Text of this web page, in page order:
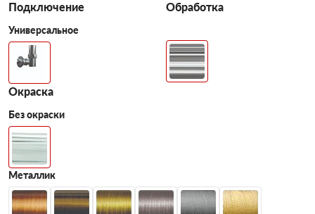
Подключение
Универсальное
Обработка
Окраска
Без окраски
Металлик